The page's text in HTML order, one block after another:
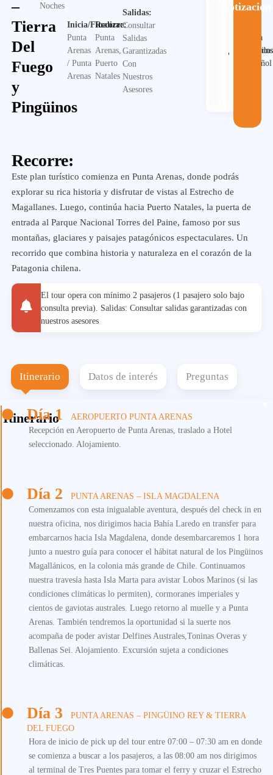
–
Tierra
Del
Fuego
y
Pingüinos
Noches
Inicia/Finaliza:
Punta
Arenas
/ Punta
Arenas
Recorre:
Punta
Arenas,
Puerto
Natales
Salidas:
Consultar
Salidas
Garantizadas
Con
Nuestros
Asesores
Alojamiento
Desayuno
Traslados
Guia
español
Visitas
cotización
Recorre:
Este plan turístico comienza en Punta Arenas, donde podrás
explorar su rica historia y disfrutar de vistas al Estrecho de
Magallanes. Luego, continúa hacia Puerto Natales, la puerta de
entrada al Parque Nacional Torres del Paine, famoso por sus
montañas, glaciares y paisajes patagónicos espectaculares. Un
recorrido que combina historia y naturaleza en el corazón de la
Patagonia chilena.
El tour opera con mínimo 2 pasajeros (1 pasajero solo bajo
consulta previa). Salidas: Consultar salidas garantizadas con
nuestros asesores
Itinerario Datos de interés Preguntas
Itinerario
Día 1
AEROPUERTO PUNTA ARENAS
Recepción en Aeropuerto de Punta Arenas, traslado a Hotel
seleccionado. Alojamiento.
Día 2
PUNTA ARENAS – ISLA MAGDALENA
Comenzamos con esta inigualable aventura, después del check in en
nuestra oficina, nos dirigimos hacia Bahía Laredo en transfer para
embarcarnos hacia Isla Magdalena, donde desembarcaremos 1 hora
junto a nuestro guía para conocer el hábitat natural de los Pingüinos
Magallánicos, en la colonia más grande de Chile. Continuamos
nuestra travesía hasta Isla Marta para avistar Lobos Marinos (si las
condiciones climáticas lo permiten), cormoranes imperiales y
cientos de gaviotas australes. Luego retorno al muelle y a Punta
Arenas. También tendremos la oportunidad si la suerte nos
acompaña de poder avistar Delfines Australes,Toninas Overas y
Ballenas Sei. Alojamiento. Excursión sujeta a condiciones
climáticas.
Día 3
PUNTA ARENAS – PINGÜINO REY & TIERRA
DEL FUEGO
Hora de inicio de pick up del tour entre 07:00 – 07:30 am en donde
se comienza a buscar a los pasajeros, a las 08:00 am nos dirigimos
al terminal de Tres Puentes para tomar el ferry y cruzar el Estrecho